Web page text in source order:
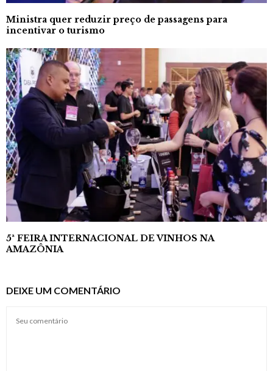
Ministra quer reduzir preço de passagens para
incentivar o turismo
5ª FEIRA INTERNACIONAL DE VINHOS NA
AMAZÔNIA
DEIXE UM COMENTÁRIO